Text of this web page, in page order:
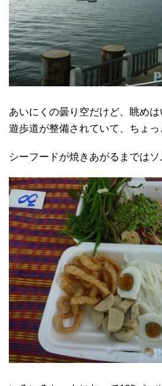
あいにくの曇り空だけど、眺めは
遊歩道が整備されていて、ちょっ
シーフードが焼きあがるまではソ